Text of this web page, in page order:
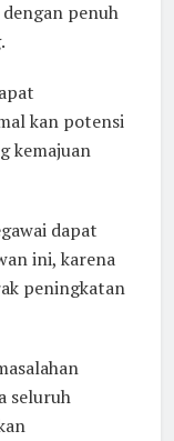
penuh
kan potensi
kemajuan
dapat
ini, karena
peningkatan
seluruh